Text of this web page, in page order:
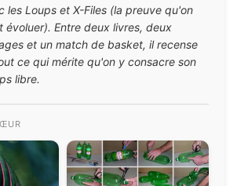
les Loups et X-Files (la preuve qu'on
évoluer). Entre deux livres, deux
et un match de basket, il recense
ce qui mérite qu'on y consacre son
libre.